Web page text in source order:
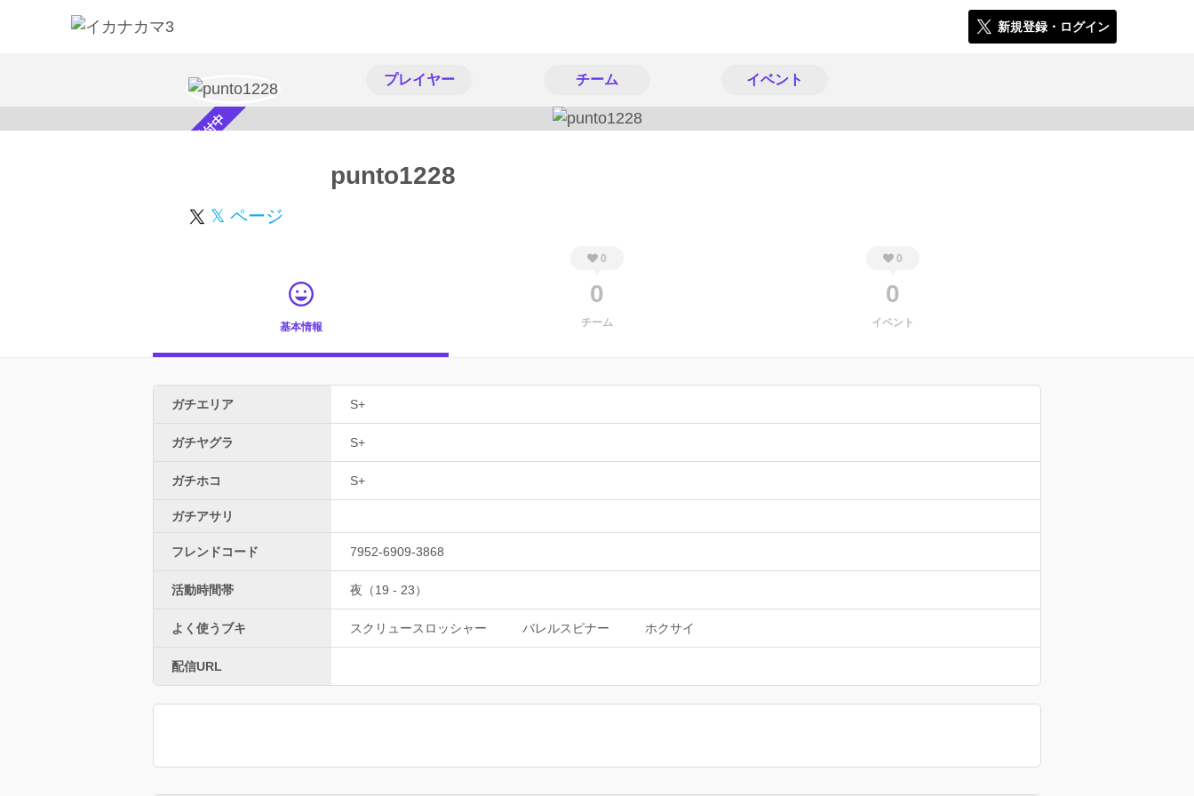
新規登録・ログイン
プレイヤー チーム イベント
スカウト受付中 punto1228
𝕏 ページ
基本情報
0
0
チーム
0
0
イベント
ガチエリア S+
ガチヤグラ S+
ガチホコ S+
ガチアサリ
フレンドコード 7952-6909-3868
活動時間帯 夜（19 - 23）
よく使うブキ スクリュースロッシャー バレルスピナー ホクサイ
配信URL